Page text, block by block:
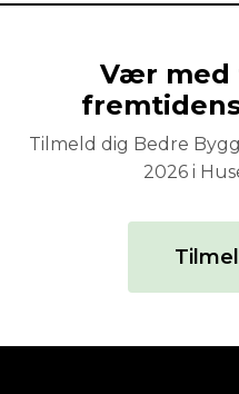
Vær med
Tilmeld dig Bedre
2026 i